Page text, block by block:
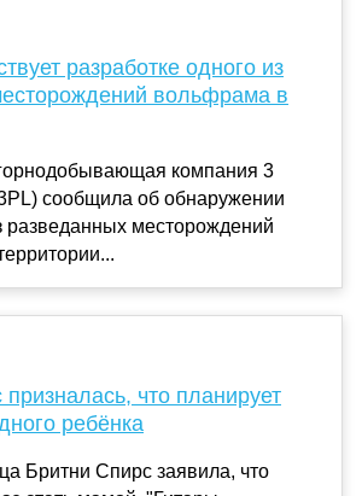
разработке одного из
вольфрама в
компания 3
сообщила об обнаружении
разведанных месторождений
что планирует
ребёнка
Бритни Спирс заявила, что